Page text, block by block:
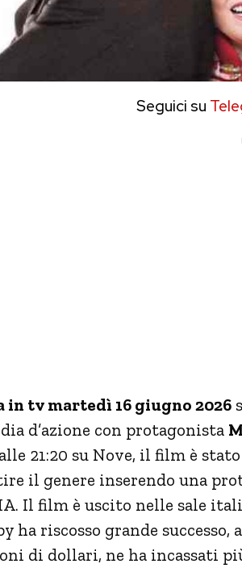
Seguici su
in tv martedì 16 giugno 2026
d’azione con protagonista
21:20 su Nove, il film è
il genere inserendo una
Il film è uscito nelle sale
ha riscosso grande
di dollari, ne ha incassati